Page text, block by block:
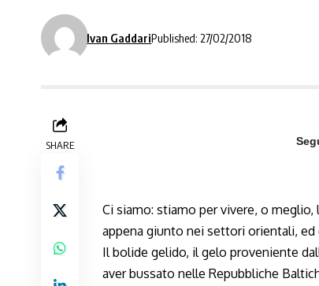
Ivan GaddariPublished: 27/02/2018
SHARE
Ci siamo: stiamo per vivere, o
appena giunto nei settori orientali,
Il bolide gelido, il gelo proveniente
aver bussato nelle Repubbliche